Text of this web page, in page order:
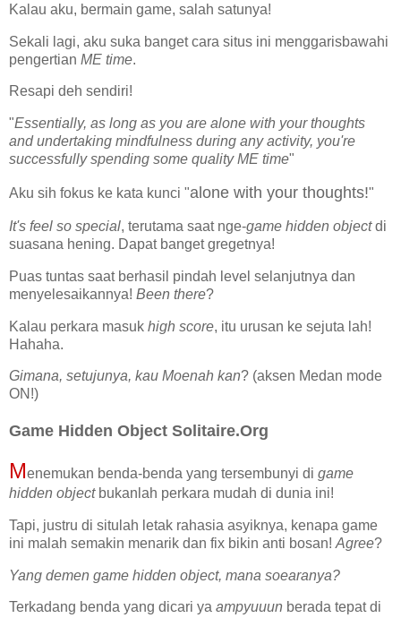
Kalau aku, bermain game, salah satunya!
Sekali lagi, aku suka banget cara situs ini menggarisbawahi
pengertian ME time.
Resapi deh sendiri!
"Essentially, as long as you are alone with your thoughts
and undertaking mindfulness during any activity, you're
successfully spending some quality ME time"
Aku sih fokus ke kata kunci "alone with your thoughts!"
It's feel so special, terutama saat nge-game hidden objectdi
suasana hening. Dapat banget gregetnya!
Puas tuntas saat berhasil pindah level selanjutnya dan
menyelesaikannya! Been there?
Kalau perkara masuk high score, itu urusan ke sejuta lah!
Hahaha.
Gimana, setujunya, kau Moenah kan? (aksen Medan mode
ON!)
Game Hidden Object Solitaire.Org
Menemukan benda-benda yang tersembunyi di game
hidden objectbukanlah perkara mudah di dunia ini!
Tapi, justru di situlah letak rahasia asyiknya, kenapa game
ini malah semakin menarik dan fix bikin anti bosan! Agree?
Yang demen game hidden object, mana soearanya?
Terkadang benda yang dicari ya ampyuuun berada tepat di